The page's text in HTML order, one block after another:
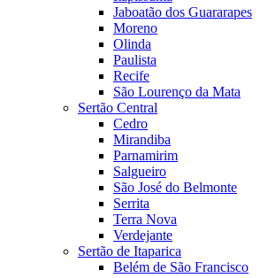
Jaboatão dos Guararapes
Moreno
Olinda
Paulista
Recife
São Lourenço da Mata
Sertão Central
Cedro
Mirandiba
Parnamirim
Salgueiro
São José do Belmonte
Serrita
Terra Nova
Verdejante
Sertão de Itaparica
Belém de São Francisco